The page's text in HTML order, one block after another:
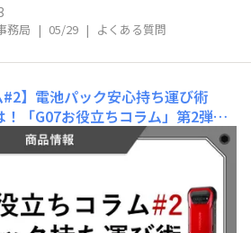
務局 | 05/29 | よくある質問
#2】電池パック安心持ち運び術
「G07お役立ちコラム」第2弾を
さらに便利に使いこなすお役立ち情
ラム、今月もぜひチェックしてくだ
なりましたね！登山や釣り、キャン
増えてくるこれ